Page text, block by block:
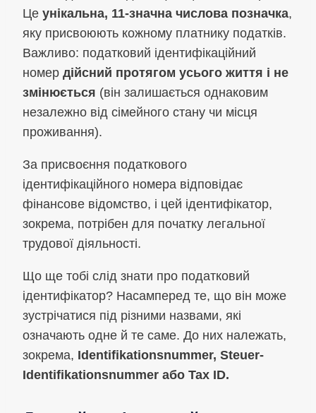
Це унікальна, 11-значна числова позначка,
яку присвоюють кожному платнику податків.
Важливо: податковий ідентифікаційний
номер дійсний протягом усього життя і не
змінюється (він залишається однаковим
незалежно від сімейного стану чи місця
проживання).
За присвоєння податкового
ідентифікаційного номера відповідає
фінансове відомство, і цей ідентифікатор,
зокрема, потрібен для початку легальної
трудової діяльності.
Що ще тобі слід знати про податковий
ідентифікатор? Насамперед те, що він може
зустрічатися під різними назвами, які
означають одне й те саме. До них належать,
зокрема, Identifikationsnummer, Steuer-
Identifikationsnummer або Tax ID.